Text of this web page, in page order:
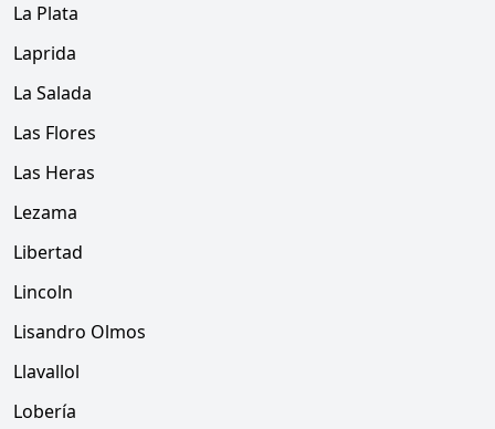
La Plata
Laprida
La Salada
Las Flores
Las Heras
Lezama
Libertad
Lincoln
Lisandro Olmos
Llavallol
Lobería